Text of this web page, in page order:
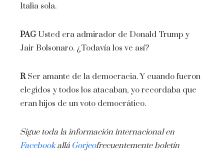
Italia sola.
PAGUsted era admirador de Donald Trump y
Jair Bolsonaro. ¿Todavía los ve así?
RSer amante de la democracia. Y cuando fueron
elegidos y todos los atacaban, yo recordaba que
eran hijos de un voto democrático.
Sigue toda la información internacional en
Facebookallá Gorjeofrecuentementeboletín